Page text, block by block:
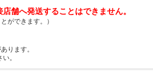
舗へ発送することはできません。
ができます。）
ります。
。